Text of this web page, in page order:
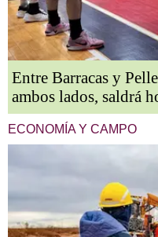
Entre Barracas y
ambos lados, saldrá
ECONOMÍA Y CAMPO